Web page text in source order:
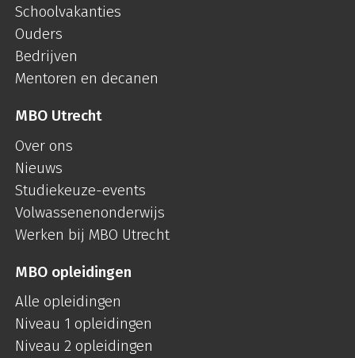
Schoolvakanties
Ouders
Bedrijven
Mentoren en decanen
MBO Utrecht
Over ons
Nieuws
Studiekeuze-events
Volwassenenonderwijs
Werken bij MBO Utrecht
MBO opleidingen
Alle opleidingen
Niveau 1 opleidingen
Niveau 2 opleidingen